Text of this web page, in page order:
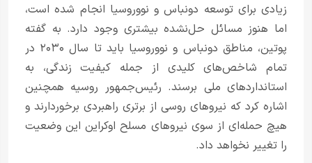
زیادی برای توسعه دونباس و نووروسیا انجام شده است،
اما هنوز مسائل حل‌نشده بیشتری وجود دارد. به گفته
پوتین، مناطق دونباس و نووروسیا باید تا سال ۲۰۳۰ در
تمام شاخص‌های کلیدی از جمله کیفیت زندگی، به
استانداردهای ملی برسند. رئیس‌جمهور روسیه همچنین
اشاره کرد که نیروهای روسی از برتری راهبردی برخوردارند و
هیچ حمله‌ای از سوی نیروهای مسلح اوکراین این وضعیت
را تغییر نخواهد داد.